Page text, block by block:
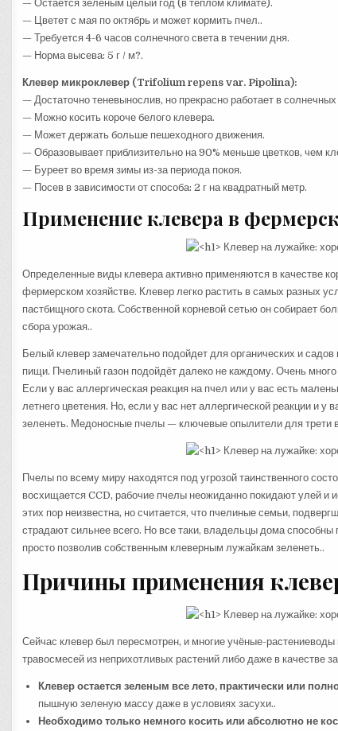
— Остается зеленым целый год (в теплом климате).
— Цветет с мая по октябрь и может кормить пчел..
— Требуется 4-6 часов солнечного света в течении дня.
— Норма высева: 5 г / м?.
Клевер микроклевер (Trifolium repens var. Pipolina):
— Достаточно теневынослив, но прекрасно работает в солнечных
— Можно косить короче белого клевера.
— Может держать больше пешеходного движения.
— Образовывает приблизительно на 90% меньше цветков, чем
— Буреет во время зимы из-за периода покоя.
— Посев в зависимости от способа: 2 г на квадратный метр.
Применение клевера в
Определенные виды клевера активно применяются в качестве
фермерском хозяйстве. Клевер легко растить в самых разных
пастбищного скота. Собственной корневой сетью он собирает
сбора урожая..
Белый клевер замечательно подойдет для органических и
пищи. Пчелиный газон подойдёт далеко не каждому. Очень
Если у вас аллергическая реакция на пчел или у вас есть
летнего цветения. Но, если у вас нет аллергической реакции и
зеленеть. Медоносные пчелы — ключевые опылители для трети
Пчелы по всему миру находятся под угрозой таинственного
восхищается CCD, рабочие пчелы неожиданно покидают улей и
этих пор неизвестна, но считается, что пчелиные семьи,
страдают сильнее всего. Но все таки, владельцы дома
просто позволив собственным клеверным лужайкам зеленеть..
Причины применения
Сейчас клевер был пересмотрен, и многие учёные-
травосмесей из неприхотливых растений либо даже в качестве
Клевер остается зеленым все лето, практически или
пышную зеленую массу даже в условиях засухи..
Необходимо только немного косить или абсолютно не